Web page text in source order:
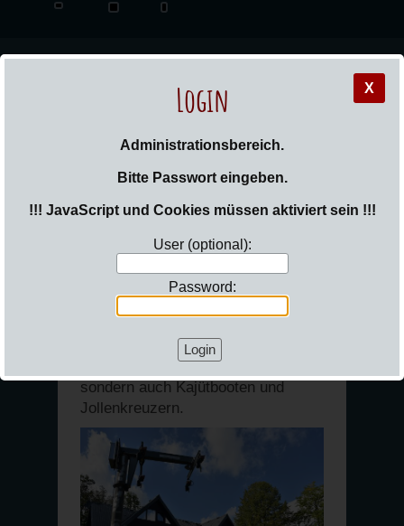
_Sail
Sie sind hier: Login
X
Login
Administrationsbereich.
Bitte Passwort eingeben.
!!! JavaScript und Cookies müssen aktiviert sein !!!
User (optional):
Password:
Slipanlage und Kranen
Als Segelverein bieten wir nicht nur
sportlichen Seglern ein Zuhause,
sondern auch Kajütbooten und
Jollenkreuzern.